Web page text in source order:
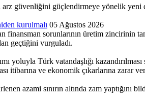
güvenliğini güçlendirmeye yönelik yeni
kurulmalı 05 Ağustos 2026
sorunlarının üretim zincirinin
geçtiğini vurguladı.
yoluyla Türk vatandaşlığı
itibarına ve ekonomik çı­karlarına zarar
azami sınırın altında zam